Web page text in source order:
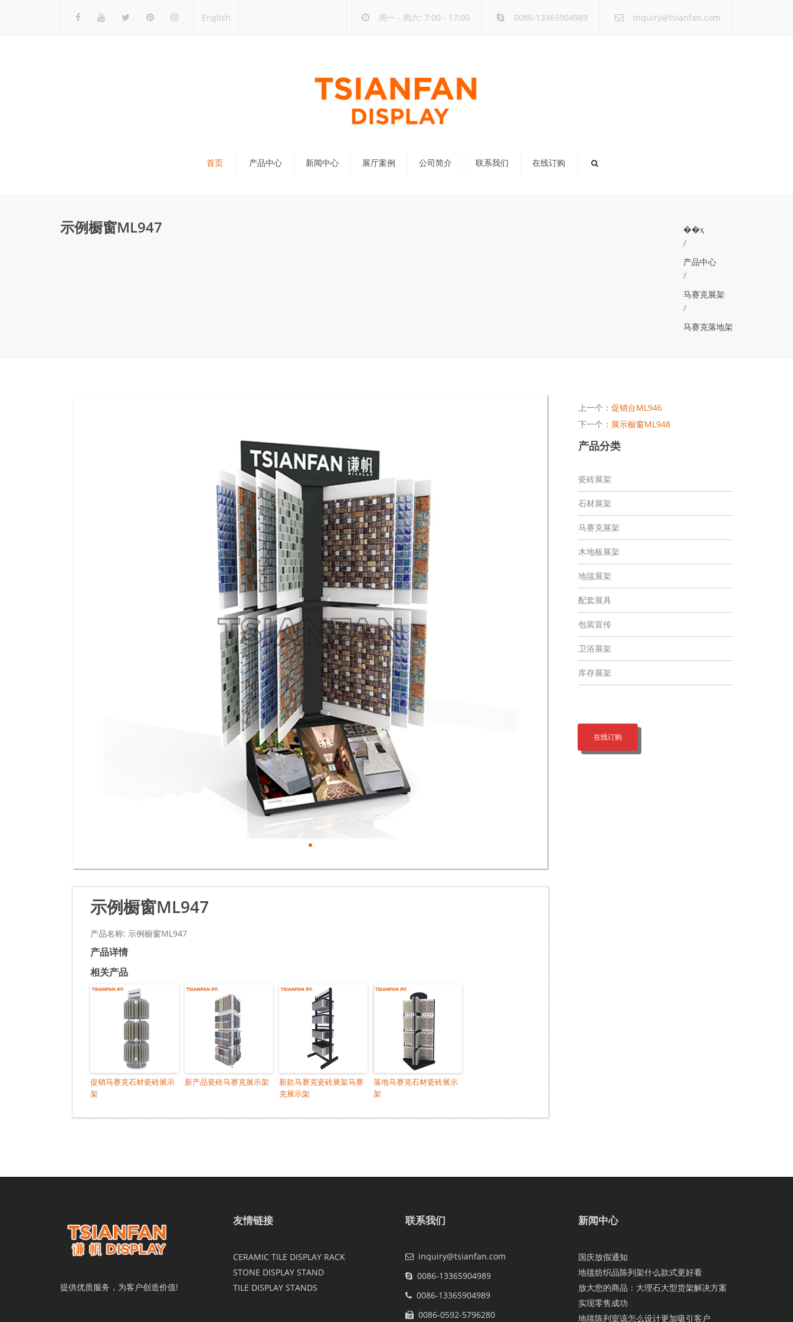
English 周一 - 周六: 7:00 - 17:00 0086-13365904989 inquiry@tsianfan.com
首页 产品中心 新闻中心 展厅案例 公司简介 联系我们 在线订购
示例橱窗ML947
��ҳ
/
产品中心
/
马赛克展架
/
马赛克落地架
示例橱窗ML947
产品名称: 示例橱窗ML947
产品详情
相关产品
促销马赛克石材瓷砖展示
架
新产品瓷砖马赛克展示架
新款马赛克瓷砖展架马赛
克展示架
落地马赛克石材瓷砖展示
架
上一个： 促销台ML946
下一个： 展示橱窗ML948
产品分类
瓷砖展架
石材展架
马赛克展架
木地板展架
地毯展架
配套展具
包装宣传
卫浴展架
库存展架
在线订购
提供优质服务，为客户创造价值!
友情链接
CERAMIC TILE DISPLAY RACK
STONE DISPLAY STAND
TILE DISPLAY STANDS
联系我们
inquiry@tsianfan.com
0086-13365904989
0086-13365904989
0086-0592-5796280
新闻中心
国庆放假通知
地毯纺织品陈列架什么款式更好看
放大您的商品：大理石大型货架解决方案
实现零售成功
地毯陈列室该怎么设计更加吸引客户